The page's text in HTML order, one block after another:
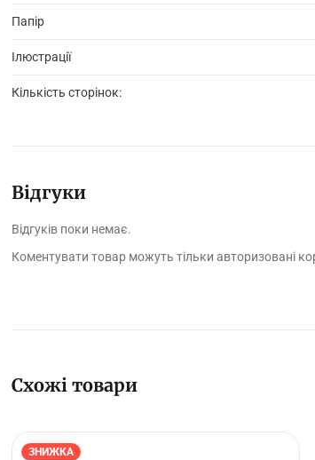
Папір
Ілюстрації
Кількість сторінок:
Відгуки
Відгуків поки немає.
Коментувати товар можуть тільки авторизовані
Схожі товари
ЗНИЖКА